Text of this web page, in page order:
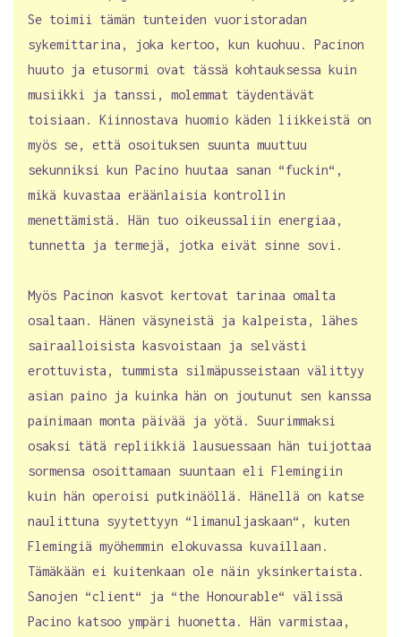
Se toimii tämän tunteiden vuoristoradan
sykemittarina, joka kertoo, kun kuohuu. Pacinon
huuto ja etusormi ovat tässä kohtauksessa kuin
musiikki ja tanssi, molemmat täydentävät
toisiaan. Kiinnostava huomio käden liikkeistä on
myös se, että osoituksen suunta muuttuu
sekunniksi kun Pacino huutaa sanan “fuckin“,
mikä kuvastaa eräänlaisia kontrollin
menettämistä. Hän tuo oikeussaliin energiaa,
tunnetta ja termejä, jotka eivät sinne sovi.
Myös Pacinon kasvot kertovat tarinaa omalta
osaltaan. Hänen väsyneistä ja kalpeista, lähes
sairaalloisista kasvoistaan ja selvästi
erottuvista, tummista silmäpusseistaan välittyy
asian paino ja kuinka hän on joutunut sen kanssa
painimaan monta päivää ja yötä. Suurimmaksi
osaksi tätä repliikkiä lausuessaan hän tuijottaa
sormensa osoittamaan suuntaan eli Flemingiin
kuin hän operoisi putkinäöllä. Hänellä on katse
naulittuna syytettyyn “limanuljaskaan“, kuten
Flemingiä myöhemmin elokuvassa kuvaillaan.
Tämäkään ei kuitenkaan ole näin yksinkertaista.
Sanojen “client“ ja “the Honourable“ välissä
Pacino katsoo ympäri huonetta. Hän varmistaa,